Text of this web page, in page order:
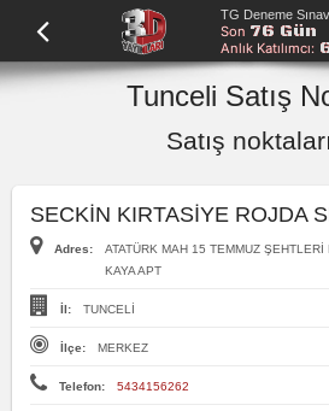
TG Deneme
Son 76 Gün
Anlık Katılımcı:
Tunceli Satış
Satış
SECKİN KIRTASİYE ROJDA
Adres:
ATATÜRK MAH 15 TEMMUZ
KAYA APT
İl: TUNCELİ
İlçe: MERKEZ
Telefon: 5434156262